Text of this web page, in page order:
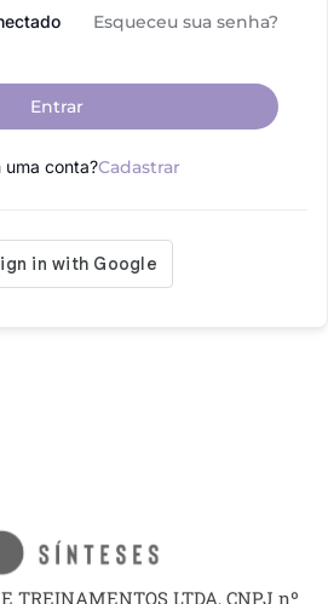
Esqueceu sua senha?
Entrar
uma conta?Cadastrar
TREINAMENTOS LTDA, CNPJ nº